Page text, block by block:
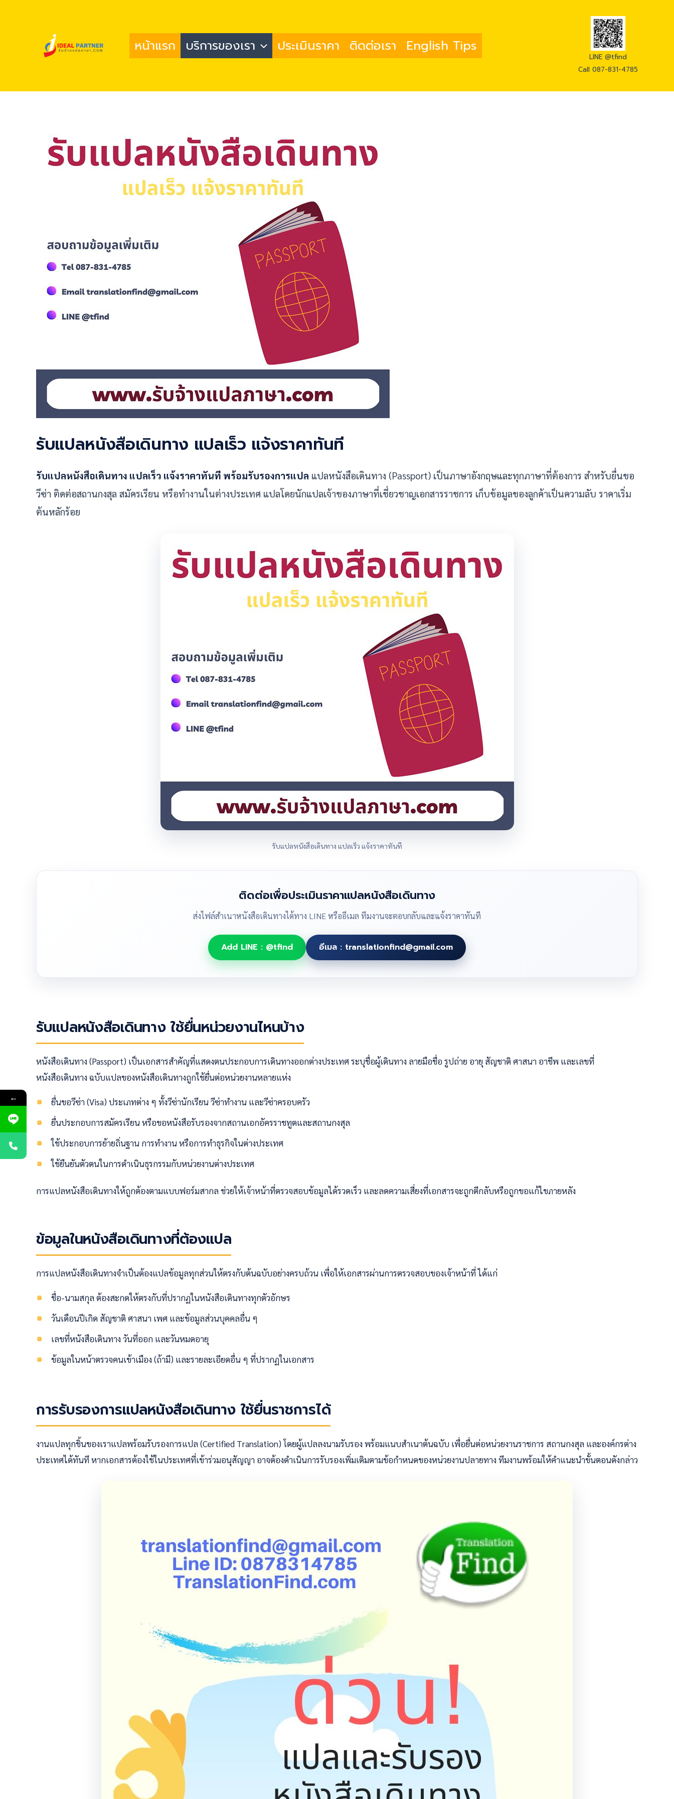
หน้าแรก บริการของเรา ประเมินราคา ติดต่อเรา English Tips
LINE @tfind
Call 087-831-4785
รับแปลหนังสือเดินทาง แปลเร็ว แจ้งราคาทันที
รับแปลหนังสือเดินทาง แปลเร็ว แจ้งราคาทันที พร้อมรับรองการแปล แปลหนังสือเดินทาง (Passport) เป็นภาษาอังกฤษและทุกภาษาที่ต้องการ สำหรับยื่นขอ
วีซ่า ติดต่อสถานกงสุล สมัครเรียน หรือทำงานในต่างประเทศ แปลโดยนักแปลเจ้าของภาษาที่เชี่ยวชาญเอกสารราชการ เก็บข้อมูลของลูกค้าเป็นความลับ ราคาเริ่ม
ต้นหลักร้อย
รับแปลหนังสือเดินทาง แปลเร็ว แจ้งราคาทันที
ติดต่อเพื่อประเมินราคาแปลหนังสือเดินทาง
ส่งไฟล์สำเนาหนังสือเดินทางได้ทาง LINE หรืออีเมล ทีมงานจะตอบกลับและแจ้งราคาทันที
Add LINE : @tfind อีเมล : translationfind@gmail.com
รับแปลหนังสือเดินทาง ใช้ยื่นหน่วยงานไหนบ้าง
หนังสือเดินทาง (Passport) เป็นเอกสารสำคัญที่แสดงตนประกอบการเดินทางออกต่างประเทศ ระบุชื่อผู้เดินทาง ลายมือชื่อ รูปถ่าย อายุ สัญชาติ ศาสนา อาชีพ และเลขที่
หนังสือเดินทาง ฉบับแปลของหนังสือเดินทางถูกใช้ยื่นต่อหน่วยงานหลายแห่ง
ยื่นขอวีซ่า (Visa) ประเภทต่าง ๆ ทั้งวีซ่านักเรียน วีซ่าทำงาน และวีซ่าครอบครัว
ยื่นประกอบการสมัครเรียน หรือขอหนังสือรับรองจากสถานเอกอัครราชทูตและสถานกงสุล
ใช้ประกอบการย้ายถิ่นฐาน การทำงาน หรือการทำธุรกิจในต่างประเทศ
ใช้ยืนยันตัวตนในการดำเนินธุรกรรมกับหน่วยงานต่างประเทศ
การแปลหนังสือเดินทางให้ถูกต้องตามแบบฟอร์มสากล ช่วยให้เจ้าหน้าที่ตรวจสอบข้อมูลได้รวดเร็ว และลดความเสี่ยงที่เอกสารจะถูกตีกลับหรือถูกขอแก้ไขภายหลัง
ข้อมูลในหนังสือเดินทางที่ต้องแปล
การแปลหนังสือเดินทางจำเป็นต้องแปลข้อมูลทุกส่วนให้ตรงกับต้นฉบับอย่างครบถ้วน เพื่อให้เอกสารผ่านการตรวจสอบของเจ้าหน้าที่ ได้แก่
ชื่อ-นามสกุล ต้องสะกดให้ตรงกับที่ปรากฏในหนังสือเดินทางทุกตัวอักษร
วันเดือนปีเกิด สัญชาติ ศาสนา เพศ และข้อมูลส่วนบุคคลอื่น ๆ
เลขที่หนังสือเดินทาง วันที่ออก และวันหมดอายุ
ข้อมูลในหน้าตรวจคนเข้าเมือง (ถ้ามี) และรายละเอียดอื่น ๆ ที่ปรากฏในเอกสาร
การรับรองการแปลหนังสือเดินทาง ใช้ยื่นราชการได้
งานแปลทุกชิ้นของเราแปลพร้อมรับรองการแปล (Certified Translation) โดยผู้แปลลงนามรับรอง พร้อมแนบสำเนาต้นฉบับ เพื่อยื่นต่อหน่วยงานราชการ สถานกงสุล และองค์กรต่าง
ประเทศได้ทันที หากเอกสารต้องใช้ในประเทศที่เข้าร่วมอนุสัญญา อาจต้องดำเนินการรับรองเพิ่มเติมตามข้อกำหนดของหน่วยงานปลายทาง ทีมงานพร้อมให้คำแนะนำขั้นตอนดังกล่าว
←